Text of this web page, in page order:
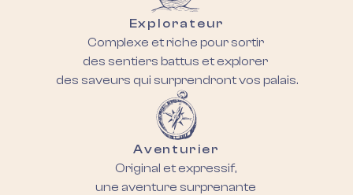
Explorateur
Complexe et riche pour sortir
des sentiers battus et explorer
des saveurs qui surprendront vos palais.
Aventurier
Original et expressif,
une aventure surprenante